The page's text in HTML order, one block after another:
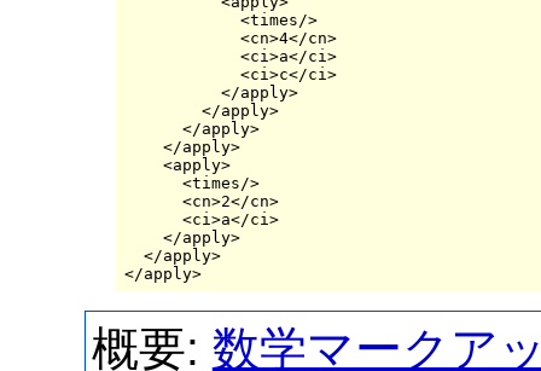
            <times/>
            <cn>4</cn>
            <ci>a</ci>
            <ci>c</ci>
          </apply>
        </apply>
      </apply>
    </apply>
    <apply>
      <times/>
      <cn>2</cn>
      <ci>a</ci>
    </apply>
  </apply>
</apply>
概要: 数学マークア